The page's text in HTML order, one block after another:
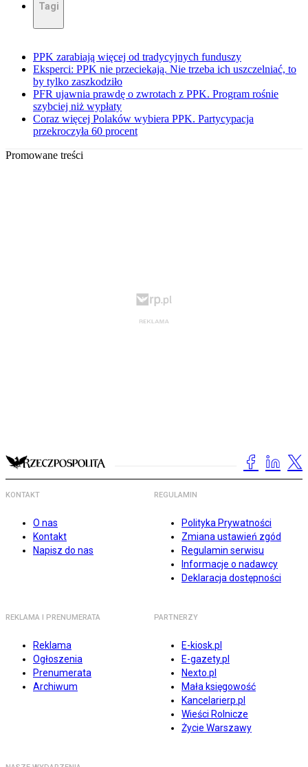
Tagi
PPK zarabiają więcej od tradycyjnych funduszy
Eksperci: PPK nie przeciekają. Nie trzeba ich uszczelniać, to
by tylko zaszkodziło
PFR ujawnia prawdę o zwrotach z PPK. Program rośnie
szybciej niż wypłaty
Coraz więcej Polaków wybiera PPK. Partycypacja
przekroczyła 60 procent
Promowane treści
KONTAKT
O nas
Kontakt
Napisz do nas
REGULAMIN
Polityka Prywatności
Zmiana ustawień zgód
Regulamin serwisu
Informacje o nadawcy
Deklaracja dostępności
REKLAMA I PRENUMERATA
Reklama
Ogłoszenia
Prenumerata
Archiwum
PARTNERZY
E-kiosk.pl
E-gazety.pl
Nexto.pl
Mała księgowość
Kancelarierp.pl
Wieści Rolnicze
Życie Warszawy